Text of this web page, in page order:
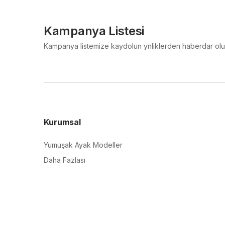
Kampanya Listesi
Kampanya listemize kaydolun ynliklerden haberdar
Kurumsal
Yumuşak Ayak Modeller
Daha Fazlası